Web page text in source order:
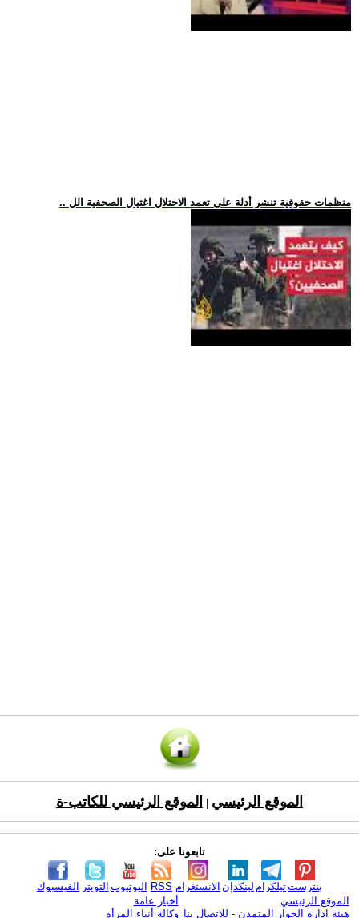
.. منظمات حقوقية تنشر أدلة على تعمد الاحتلال اغتيال الصحفية الل
الموقع الرئيسي الموقع الرئيسي للكاتب-ة
تابعونا على:
الفيسبوك التويتر اليوتيوب RSS الانستغرام لينكدإن تيلكرامبنترست
الموقع الرئيسي
هيئة ادارة الحوار المتمدن - للإتصال بنا
أخبار عامة
وكالة أنباء المرأة